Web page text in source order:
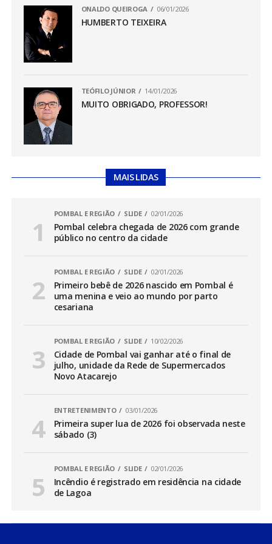
ONALDO QUEIROGA 06/01/2026
HUMBERTO TEIXEIRA
TEÓFILO JÚNIOR 14/01/2026
MUITO OBRIGADO, PROFESSOR!
MAIS LIDAS
POMBAL E REGIÃO SLIDE 02/01/2026
Pombal celebra chegada de 2026 com grande
público no centro da cidade
POMBAL E REGIÃO SLIDE 02/01/2026
Primeiro bebê de 2026 nascido em Pombal é
uma menina e veio ao mundo por parto
cesariana
POMBAL E REGIÃO SLIDE 10/02/2026
Cidade de Pombal vai ganhar até o final de
julho, unidade da Rede de Supermercados
Novo Atacarejo
ENTRETENIMENTO 03/01/2026
Primeira super lua de 2026 foi observada neste
sábado (3)
POMBAL E REGIÃO SLIDE 02/01/2026
Incêndio é registrado em residência na cidade
de Lagoa